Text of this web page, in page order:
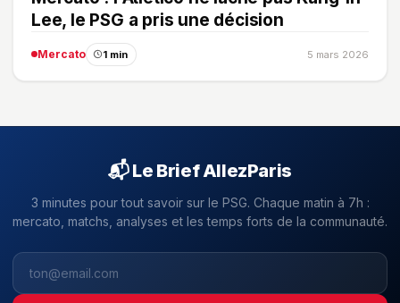
Lee, le PSG a pris une décision
Mercato 1 min 5 mars 2026
📬 Le Brief AllezParis
3 minutes pour tout savoir sur le PSG. Chaque matin à 7h :
mercato, matchs, analyses et les temps forts de la communauté.